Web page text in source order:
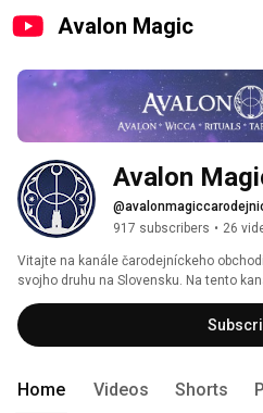
Avalon Magic
Avalon
917 subscribers • 26
Vitajte na kanále čarodejníckeho
svojho druhu na Slovensku. Na tento
rôzne videá zo sveta mystiky a mágie,
ňom. Ďakujem za like, či odber a buďte
Home Videos Shorts